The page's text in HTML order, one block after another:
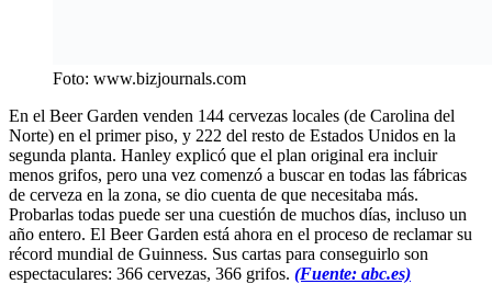
Foto: www.bizjournals.com
En el Beer Garden venden 144 cervezas locales (de Carolina del
Norte) en el primer piso, y 222 del resto de Estados Unidos en la
segunda planta. Hanley explicó que el plan original era incluir
menos grifos, pero una vez comenzó a buscar en todas las fábricas
de cerveza en la zona, se dio cuenta de que necesitaba más.
Probarlas todas puede ser una cuestión de muchos días, incluso un
año entero. El Beer Garden está ahora en el proceso de reclamar su
récord mundial de Guinness. Sus cartas para conseguirlo son
espectaculares: 366 cervezas, 366 grifos. (Fuente: abc.es)